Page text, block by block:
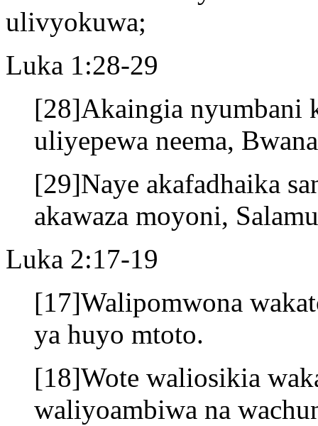
ulivyokuwa;
Luka 1:28-29
[28]Akaingia nyumbani
uliyepewa neema,
[29]Naye akafadhaika
akawaza moyoni,
Luka 2:17-19
[17]Walipomwona
ya huyo mtoto.
[18]Wote waliosikia
waliyoambiwa na